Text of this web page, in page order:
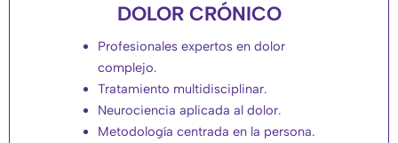
DOLOR CRÓNICO
Profesionales expertos en dolor
complejo.
Tratamiento multidisciplinar.
Neurociencia aplicada al dolor.
Metodología centrada en la persona.